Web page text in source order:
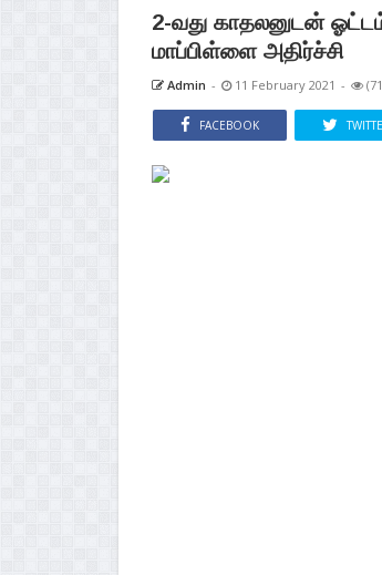
2-வது காதலனுடன்
மாப்பிள்ளை அதிர்ச்சி
Admin - 11 February 2021 -
FACEBOOK